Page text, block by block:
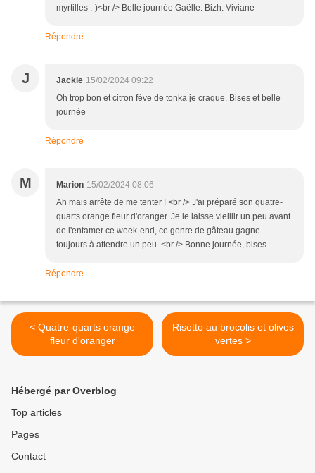
myrtilles :-)<br /> Belle journée Gaëlle. Bizh. Viviane
Répondre
J Jackie 15/02/2024 09:22
Oh trop bon et citron fève de tonka je craque. Bises et belle
journée
Répondre
M Marion 15/02/2024 08:06
Ah mais arrête de me tenter ! <br /> J'ai préparé son quatre-
quarts orange fleur d'oranger. Je le laisse vieillir un peu avant
de l'entamer ce week-end, ce genre de gâteau gagne
toujours à attendre un peu. <br /> Bonne journée, bises.
Répondre
< Quatre-quarts orange
fleur d'oranger
Risotto au brocolis et olives
vertes >
Hébergé par Overblog
Top articles
Pages
Contact